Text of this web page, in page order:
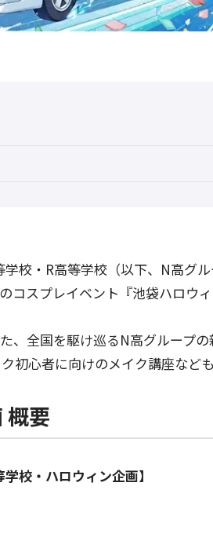
校・R高等学校（以下、N高グ
スプレイベント『池袋ハロウィ
、全国を駆け巡るN高グループ
心者に向けのメイク講座なども
概要
校・ハロウィン企画】